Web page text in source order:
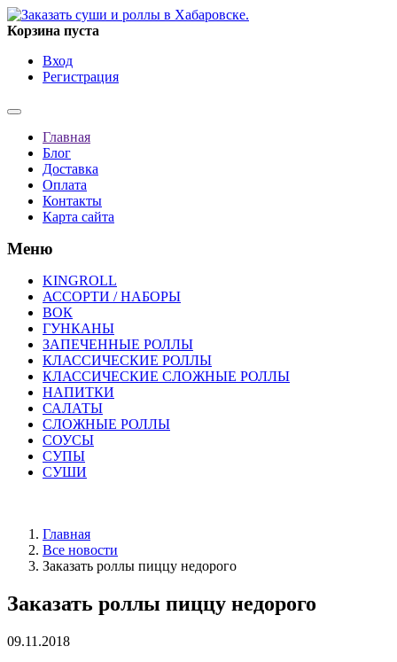
Корзина пуста
Вход
Регистрация
Главная
Блог
Доставка
Оплата
Контакты
Карта сайта
Меню
KINGROLL
АССОРТИ / НАБОРЫ
ВОК
ГУНКАНЫ
ЗАПЕЧЕННЫЕ РОЛЛЫ
КЛАССИЧЕСКИЕ РОЛЛЫ
КЛАССИЧЕСКИЕ СЛОЖНЫЕ РОЛЛЫ
НАПИТКИ
САЛАТЫ
СЛОЖНЫЕ РОЛЛЫ
СОУСЫ
СУПЫ
СУШИ
Главная
Все новости
Заказать роллы пиццу недорого
Заказать роллы пиццу недорого
09.11.2018